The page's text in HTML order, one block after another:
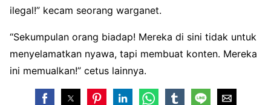
ilegal!” kecam seorang warganet.
“Sekumpulan orang biadap! Mereka di sini tidak untuk
menyelamatkan nyawa, tapi membuat konten. Mereka
ini memualkan!” cetus lainnya.